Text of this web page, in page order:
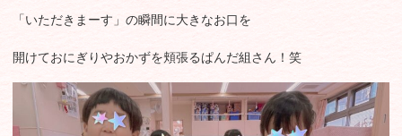
「いただきまーす」の瞬間に大きなお口を
開けておにぎりやおかずを頬張るぱんだ組さん！笑